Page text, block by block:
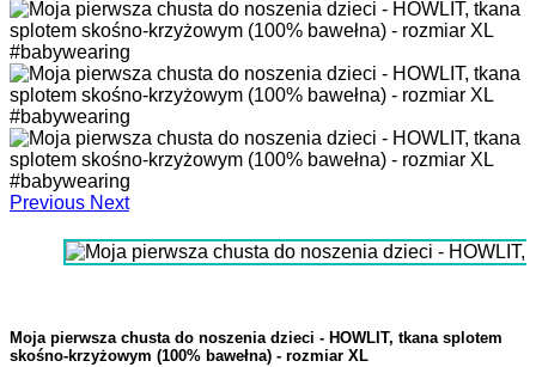
Previous Next
Moja pierwsza chusta do noszenia dzieci - HOWLIT, tkana splotem
skośno-krzyżowym (100% bawełna) - rozmiar XL